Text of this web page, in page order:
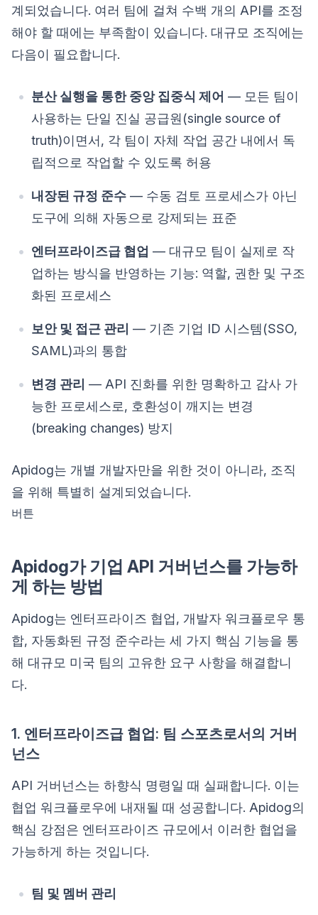
계되었습니다. 여러 팀에 걸쳐 수백 개의 API를 조정
해야 할 때에는 부족함이 있습니다. 대규모 조직에는
다음이 필요합니다.
분산 실행을 통한 중앙 집중식 제어 — 모든 팀이
사용하는 단일 진실 공급원(single source of
truth)이면서, 각 팀이 자체 작업 공간 내에서 독
립적으로 작업할 수 있도록 허용
내장된 규정 준수 — 수동 검토 프로세스가 아닌
도구에 의해 자동으로 강제되는 표준
엔터프라이즈급 협업 — 대규모 팀이 실제로 작
업하는 방식을 반영하는 기능: 역할, 권한 및 구조
화된 프로세스
보안 및 접근 관리 — 기존 기업 ID 시스템(SSO,
SAML)과의 통합
변경 관리 — API 진화를 위한 명확하고 감사 가
능한 프로세스로, 호환성이 깨지는 변경
(breaking changes) 방지
Apidog는 개별 개발자만을 위한 것이 아니라, 조직
을 위해 특별히 설계되었습니다.
버튼
Apidog가 기업 API 거버넌스를 가능하
게 하는 방법
Apidog는 엔터프라이즈 협업, 개발자 워크플로우 통
합, 자동화된 규정 준수라는 세 가지 핵심 기능을 통
해 대규모 미국 팀의 고유한 요구 사항을 해결합니
다.
1. 엔터프라이즈급 협업: 팀 스포츠로서의 거버
넌스
API 거버넌스는 하향식 명령일 때 실패합니다. 이는
협업 워크플로우에 내재될 때 성공합니다. Apidog의
핵심 강점은 엔터프라이즈 규모에서 이러한 협업을
가능하게 하는 것입니다.
팀 및 멤버 관리